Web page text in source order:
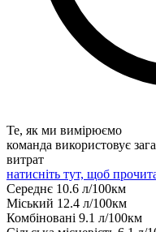
Те, як ми вимірюємо
команда використовує
витрат
натисніть тут, щоб
Середнє 10.6 л/100км
Міський 12.4 л/100км
Комбіновані 9.1 л/100км